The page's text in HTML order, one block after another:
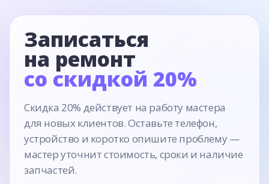
Записаться
на ремонт
со скидкой 20%
Скидка 20% действует на работу мастера
для новых клиентов. Оставьте телефон,
устройство и коротко опишите проблему —
мастер уточнит стоимость, сроки и наличие
запчастей.